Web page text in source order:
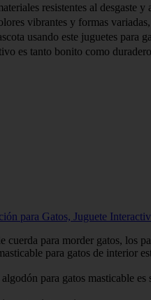
resistentes al
vibrantes y formas
usando este juguetes
es tanto bonito como
para Gatos, Juguete
para morder gatos, los
para gatos de interior
para gatos masticable es